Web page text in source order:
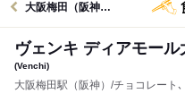
大阪梅田（阪神）駅グルメへ
ヴェンキ ディアモール
(Venchi)
大阪梅田駅（阪神）/チョコレート